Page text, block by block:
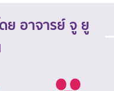
ย อาจารย์ จู ยู